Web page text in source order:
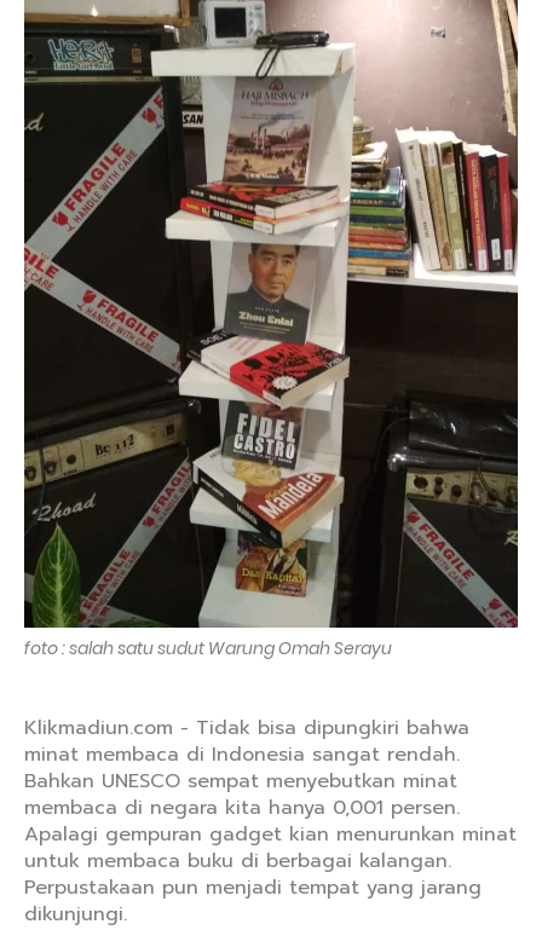
foto : salah satu sudut Warung Omah Serayu
Klikmadiun.com - Tidak bisa dipungkiri bahwa
minat membaca di Indonesia sangat rendah.
Bahkan UNESCO sempat menyebutkan minat
membaca di negara kita hanya 0,001 persen.
Apalagi gempuran gadget kian menurunkan minat
untuk membaca buku di berbagai kalangan.
Perpustakaan pun menjadi tempat yang jarang
dikunjungi.